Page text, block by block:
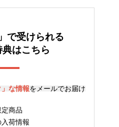
で受けられる
典はこちら
」な情報をメールでお届け
商品
荷情報